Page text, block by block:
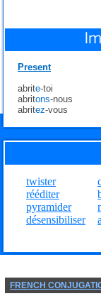
Present
abrite-toi
abritons-nous
abritez-vous
twister
rééditer
pyramider
désensibiliser
FRENCH